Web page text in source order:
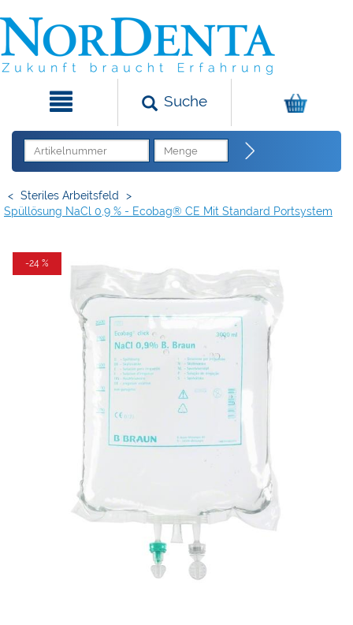
Suche
< Steriles Arbeitsfeld
>
Spüllösung NaCl 0,9 % - Ecobag® CE Mit Standard Portsystem
-24 %